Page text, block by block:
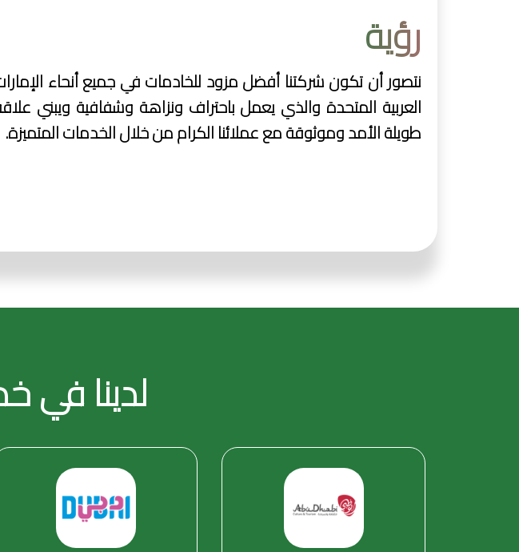
رؤية
نتصور أن تكون شركتنا أفضل مزود للخادمات في جميع أنحاء
العربية المتحدة والذي يعمل باحتراف ونزاهة وشفافية ويبني
طويلة الأمد وموثوقة مع عملائنا الكرام من خلال الخدمات المتميزة.
لدينا في